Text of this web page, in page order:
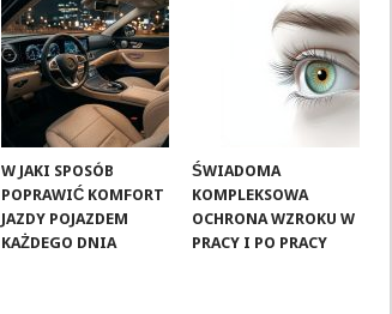
W JAKI SPOSÓB
POPRAWIĆ KOMFORT
JAZDY POJAZDEM
KAŻDEGO DNIA
ŚWIADOMA
KOMPLEKSOWA
OCHRONA WZROKU W
PRACY I PO PRACY